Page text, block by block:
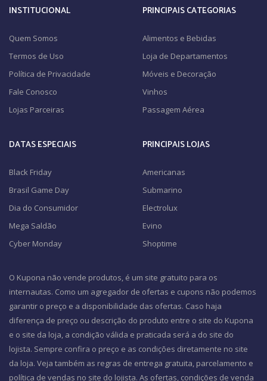
INSTITUCIONAL
Quem Somos
Termos de Uso
Política de Privacidade
Fale Conosco
Lojas Parceiras
PRINCIPAIS CATEGORIAS
Alimentos e Bebidas
Loja de Departamentos
Móveis e Decoração
Vinhos
Passagem Aérea
DATAS ESPECIAIS
Black Friday
Brasil Game Day
Dia do Consumidor
Mega Saldão
Cyber Monday
PRINCIPAIS LOJAS
Americanas
Submarino
Electrolux
Evino
Shoptime
O Kupona não vende produtos, é um site gratuito para os
internautas. Como um agregador de ofertas e cupons não podemos
garantir o preço e a disponibilidade das ofertas. Caso haja
diferença de preço ou descrição do produto entre o site do Kupona
e o site da loja, a condição válida e praticada será a do site do
lojista. Sempre confira o preço e as condições diretamente no site
da loja. Veja também as regras de entrega gratuita, parcelamento e
política de vendas no site do lojista. As ofertas, condições de venda